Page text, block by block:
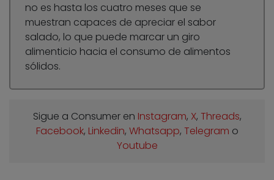
no es hasta los cuatro meses que se
muestran capaces de apreciar el sabor
salado, lo que puede marcar un giro
alimenticio hacia el consumo de alimentos
sólidos.
Sigue a Consumer en Instagram, X, Threads,
Facebook, Linkedin, Whatsapp, Telegram o
Youtube